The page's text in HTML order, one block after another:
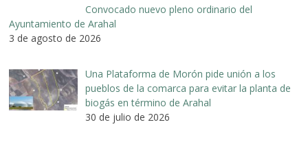
Convocado nuevo pleno ordinario del
Ayuntamiento de Arahal
3 de agosto de 2026
Una Plataforma de Morón pide unión a los
pueblos de la comarca para evitar la planta de
biogás en término de Arahal
30 de julio de 2026